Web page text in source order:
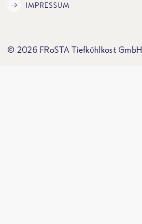
IMPRESSUM
© 2026 FRoSTA Tiefkühlkost GmbH